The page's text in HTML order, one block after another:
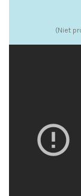
(Niet